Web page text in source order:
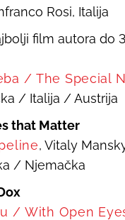
Rosi, Italija
film autora do
/ The Special
/ Italija / Austrija
that Matter
, Vitaly
/ Njemačka
/ With Open